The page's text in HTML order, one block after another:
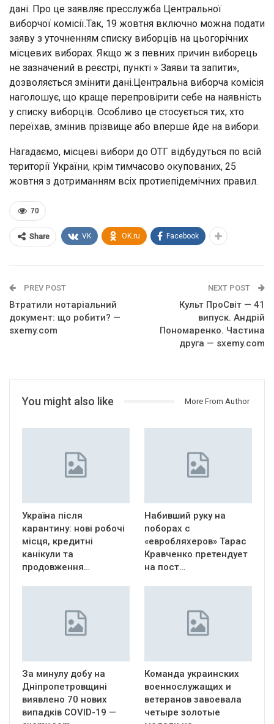
дані. Про це заявляє пресслужба Центральної
виборчої комісії.Так, 19 жовтня включно можна подати
заяву з уточненням списку виборців на цьогорічних
місцевих виборах. Якщо ж з певних причин виборець
не зазначений в реєстрі, пункті » Заяви та запити»,
дозволяється змінити дані.Центральна виборча комісія
наголошує, що краще перепровірити себе на наявність
у списку виборців. Особливо це стосується тих, хто
переїхав, змінив прізвище або вперше йде на вибори.
Нагадаємо, місцеві вибори до ОТГ відбудуться по всій
території України, крім тимчасово окупованих, 25
жовтня з дотриманням всіх протиепідемічних правил.
70
Share VK OK.ru Facebook
PREV POST
Втратили нотаріальний
документ: що робити? —
sxemy.com
NEXT POST
Культ ПроСвіт — 41
випуск. Андрій
Пономаренко. Частина
друга — sxemy.com
You might also like More From Author
Україна після
карантину: нові робочі
місця, кредитні
канікули та
продовження…
Набивший руку на
поборах с
«евробляхеров» Тарас
Кравченко претендует
на пост…
За минулу добу на
Дніпропетровщині
виявлено 70 нових
випадків COVID-19 —
Команда украинских
военнослужащих и
ветеранов завоевала
четыре золотые